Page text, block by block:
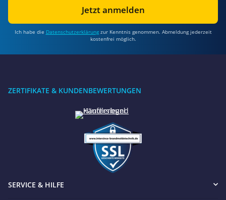
Jetzt anmelden
Ich habe die Datenschutzerklärungzur Kenntnis genommen. Abmeldung jederzeit
kostenfrei möglich.
ZERTIFIKATE & KUNDENBEWERTUNGEN
SERVICE & HILFE